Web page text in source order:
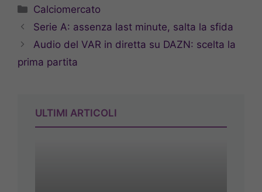
Categorie
Calciomercato
Serie A: assenza last minute, salta la sfida
Audio del VAR in diretta su DAZN: scelta la
prima partita
ULTIMI ARTICOLI